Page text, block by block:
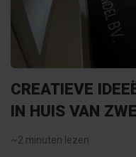
CREATIEVE
IN HUIS VAN
~2minuten lezen